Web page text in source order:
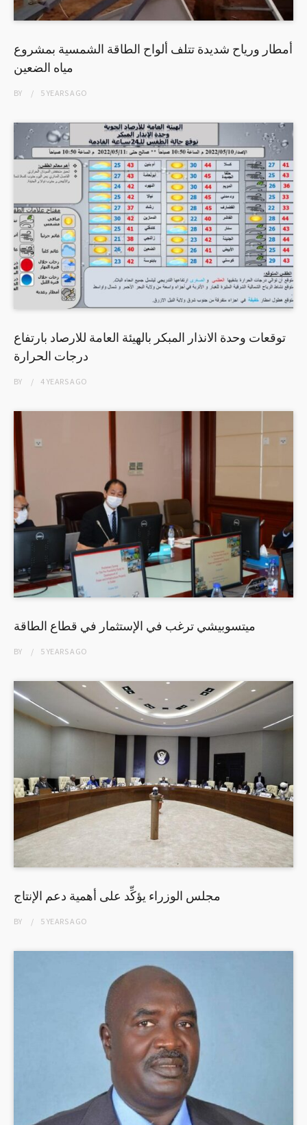
أمطار ورياح شديدة تتلف ألواح الطاقة الشمسية بمشروع
مياه الضعين
BY 5 YEARSAGO
توقعات وحدة الانذار المبكر بالهيئة العامة للارصاد بارتفاع
درجات الحرارة
BY 4 YEARSAGO
ميتسوبيشي ترغب في الإستثمار في قطاع الطاقة
BY 5 YEARSAGO
مجلس الوزراء يؤكِّد على أهمية دعم الإنتاج
BY 5 YEARSAGO